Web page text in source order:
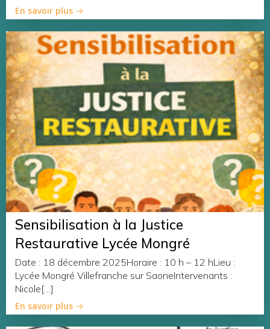
En savoir plus
Sensibilisation à la Justice
Restaurative Lycée Mongré
Date : 18 décembre 2025Horaire : 10 h – 12 hLieu :
Lycée Mongré Villefranche sur SaoneIntervenants :
Nicole[…]
En savoir plus